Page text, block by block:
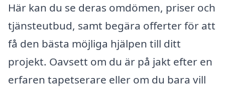
Här kan du se deras omdömen, priser och
tjänsteutbud, samt begära offerter för att
få den bästa möjliga hjälpen till ditt
projekt. Oavsett om du är på jakt efter en
erfaren tapetserare eller om du bara vill